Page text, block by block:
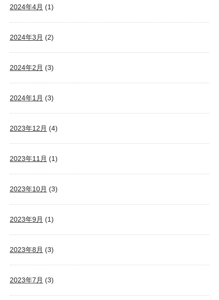
2024年4月 (1)
2024年3月 (2)
2024年2月 (3)
2024年1月 (3)
2023年12月 (4)
2023年11月 (1)
2023年10月 (3)
2023年9月 (1)
2023年8月 (3)
2023年7月 (3)